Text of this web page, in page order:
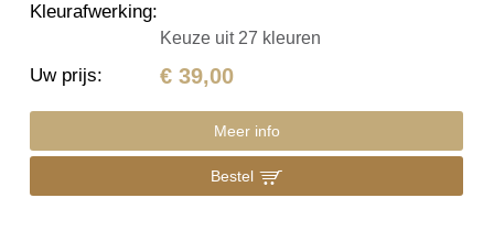
Kleurafwerking:
Keuze uit 27 kleuren
Uw prijs: € 39,00
Meer info
Bestel